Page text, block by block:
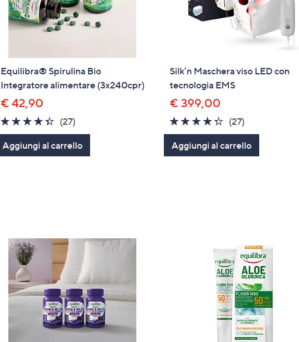
Equilibra® Spirulina Bio
Integratore alimentare (3x240cpr)
€ 42,90
4.3
of
5
(27)27
Recensioni
Aggiungi al carrello
Silk’n Maschera viso LED con
tecnologia EMS
€ 399,00
4.3
of
5
(27)
Recensioni
Aggiungi al carrello